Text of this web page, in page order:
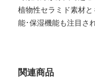
植物性セラミド素材
能･保湿機能も注目さ
関連商品